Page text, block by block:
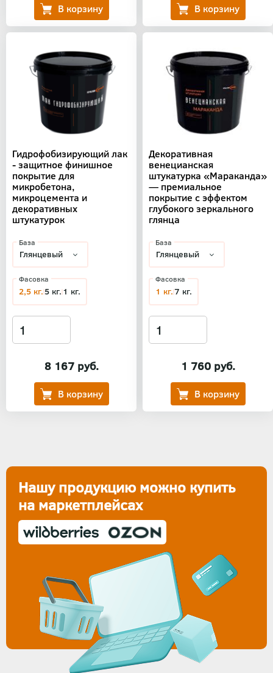
Гидрофобизирующий лак
- защитное финишное
покрытие для
микробетона,
микроцемента и
декоративных
штукатурок
8 167 руб.
База
Фасовка
2,5 кг.5 кг. 1 кг.
Декоративная
венецианская
штукатурка «Мараканда»
— премиальное
покрытие с эффектом
глубокого зеркального
глянца
1 760 руб.
База
Фасовка
1 кг.7 кг.
Нашу продукцию можно купить
на маркетплейсах